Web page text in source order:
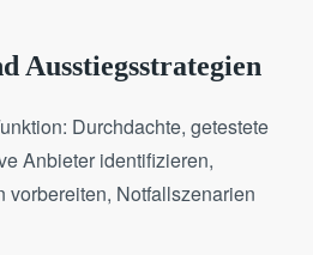
Ausstiegsstrategien
Durchdachte, getestete
Anbieter identifizieren,
vorbereiten, Notfallszenarien